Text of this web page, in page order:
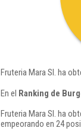
Fruteria Mara Sl. ha
En el Ranking de
Fruteria Mara Sl. ha
empeorando en 24